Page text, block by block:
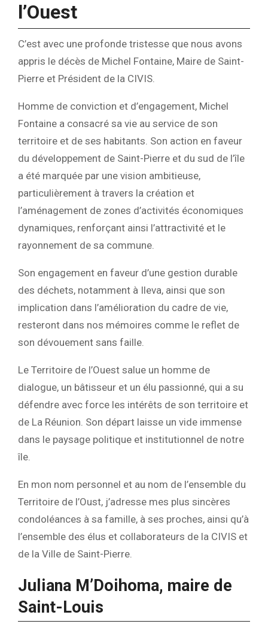
l’Ouest
C’est avec une profonde tristesse que nous avons
appris le décès de Michel Fontaine, Maire de Saint-
Pierre et Président de la CIVIS.
Homme de conviction et d’engagement, Michel
Fontaine a consacré sa vie au service de son
territoire et de ses habitants. Son action en faveur
du développement de Saint-Pierre et du sud de l’île
a été marquée par une vision ambitieuse,
particulièrement à travers la création et
l’aménagement de zones d’activités économiques
dynamiques, renforçant ainsi l’attractivité et le
rayonnement de sa commune.
Son engagement en faveur d’une gestion durable
des déchets, notamment à Ileva, ainsi que son
implication dans l’amélioration du cadre de vie,
resteront dans nos mémoires comme le reflet de
son dévouement sans faille.
Le Territoire de l’Ouest salue un homme de
dialogue, un bâtisseur et un élu passionné, qui a su
défendre avec force les intérêts de son territoire et
de La Réunion. Son départ laisse un vide immense
dans le paysage politique et institutionnel de notre
île.
En mon nom personnel et au nom de l’ensemble du
Territoire de l’Oust, j’adresse mes plus sincères
condoléances à sa famille, à ses proches, ainsi qu’à
l’ensemble des élus et collaborateurs de la CIVIS et
de la Ville de Saint-Pierre.
Juliana M’Doihoma, maire de
Saint-Louis